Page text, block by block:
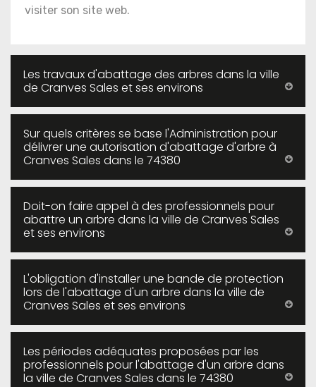
visiter son site web.
Les travaux d'abattage des arbres dans la ville
de Cranves Sales et ses environs
Sur quels critères se base l'Administration pour
délivrer une autorisation d'abattage d'arbre à
Cranves Sales dans le 74380
Doit-on faire appel à des professionnels pour
abattre un arbre dans la ville de Cranves Sales
et ses environs
L'obligation d'installer une bande de protection
lors de l'abattage d'un arbre dans la ville de
Cranves Sales et ses environs
Les périodes adéquates proposées par les
professionnels pour l'abattage d'un arbre dans
la ville de Cranves Sales dans le 74380